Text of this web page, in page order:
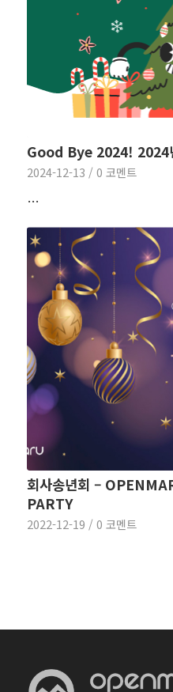
Good Bye 2024! 2024
2024-12-13 / 0 코멘트
…
회사송년회 –
PARTY
2022-12-19 / 0 코멘트